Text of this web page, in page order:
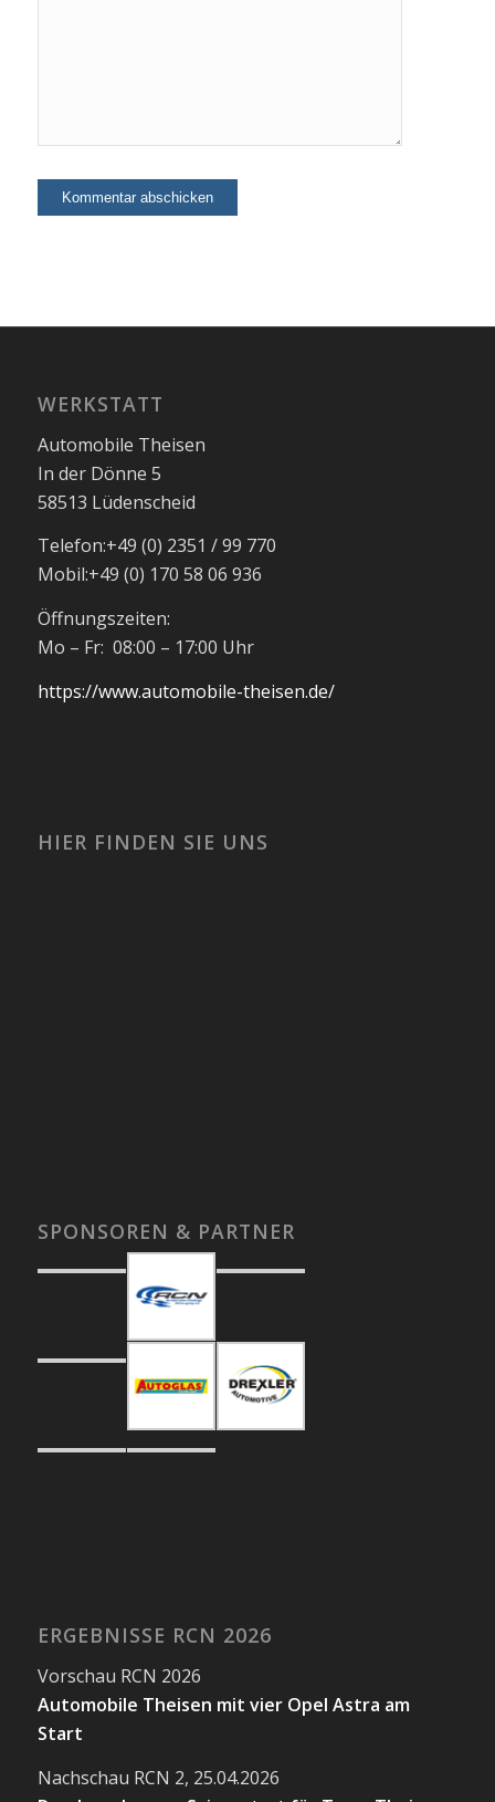
WERKSTATT
Automobile Theisen
In der Dönne 5
58513 Lüdenscheid
Telefon:+49 (0) 2351 / 99 770
Mobil:+49 (0) 170 58 06 936
Öffnungszeiten:
Mo – Fr: 08:00 – 17:00 Uhr
https://www.automobile-theisen.de/
HIER FINDEN SIE UNS
SPONSOREN & PARTNER
ERGEBNISSE RCN 2026
Vorschau RCN 2026
Automobile Theisen mit vier Opel Astra am
Start
Nachschau RCN 2, 25.04.2026